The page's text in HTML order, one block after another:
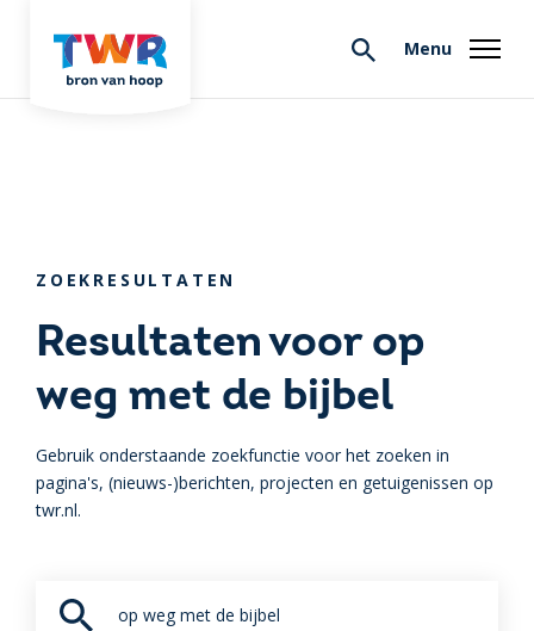
Menu
ZOEKRESULTATEN
Resultaten voor op
weg met de bijbel
Gebruik onderstaande zoekfunctie voor het zoeken in
pagina's, (nieuws-)berichten, projecten en getuigenissen op
twr.nl.